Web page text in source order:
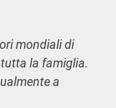
mondiali di
la famiglia.
a